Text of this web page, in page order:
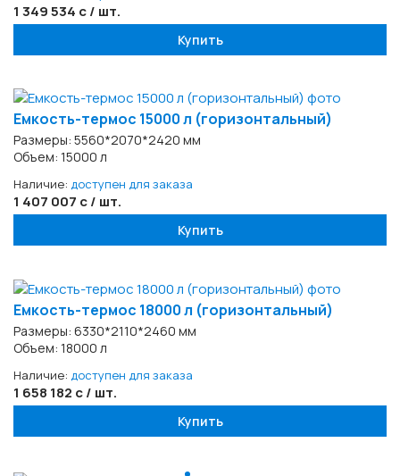
1 349 534 с / шт.
Купить
Емкость-термос 15000 л (горизонтальный)
Размеры: 5560*2070*2420 мм
Объем: 15000 л
Наличие: доступен для заказа
1 407 007 с / шт.
Купить
Емкость-термос 18000 л (горизонтальный)
Размеры: 6330*2110*2460 мм
Объем: 18000 л
Наличие: доступен для заказа
1 658 182 с / шт.
Купить